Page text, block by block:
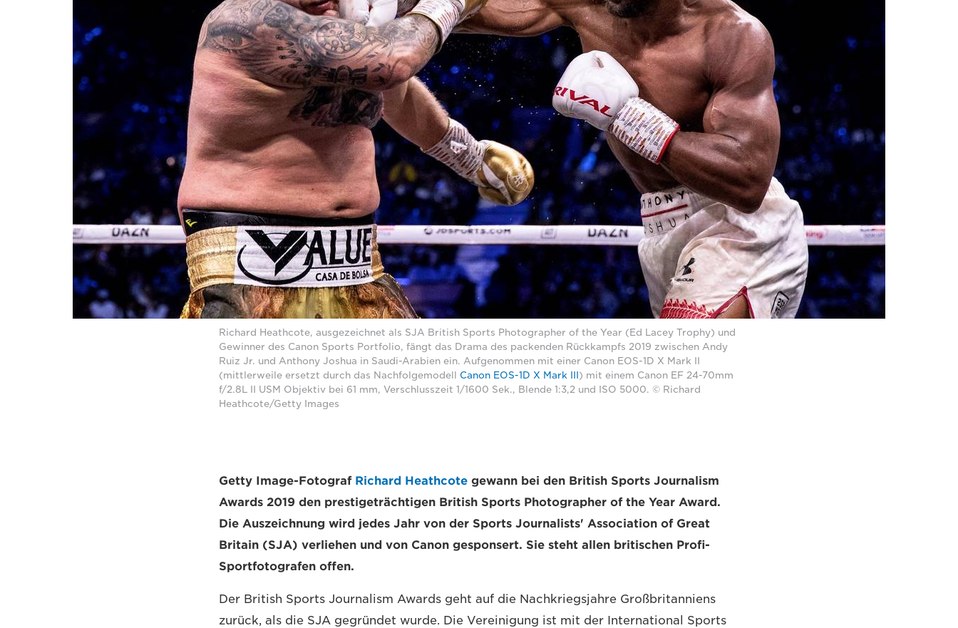
Richard Heathcote, ausgezeichnet als SJA British Sports Photographer of the Year (Ed Lacey Trophy) und
Gewinner des Canon Sports Portfolio, fängt das Drama des packenden Rückkampfs 2019 zwischen Andy
Ruiz Jr. und Anthony Joshua in Saudi-Arabien ein. Aufgenommen mit einer Canon EOS-1D X Mark II
(mittlerweile ersetzt durch das Nachfolgemodell Canon EOS-1D X Mark III ) mit einem Canon EF 24-70mm
f/2.8L II USM Objektiv bei 61 mm, Verschlusszeit 1/1600 Sek., Blende 1:3,2 und ISO 5000. © Richard
Heathcote/Getty Images
Getty Image-Fotograf Richard Heathcote gewann bei den British Sports Journalism
Awards 2019 den prestigeträchtigen British Sports Photographer of the Year Award.
Die Auszeichnung wird jedes Jahr von der Sports Journalists' Association of Great
Britain (SJA) verliehen und von Canon gesponsert. Sie steht allen britischen Profi-
Sportfotografen offen.
Der British Sports Journalism Awards geht auf die Nachkriegsjahre Großbritanniens
zurück, als die SJA gegründet wurde. Die Vereinigung ist mit der International Sports